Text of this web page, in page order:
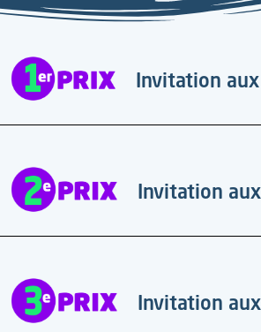
Invitation
Invitation
Invitation